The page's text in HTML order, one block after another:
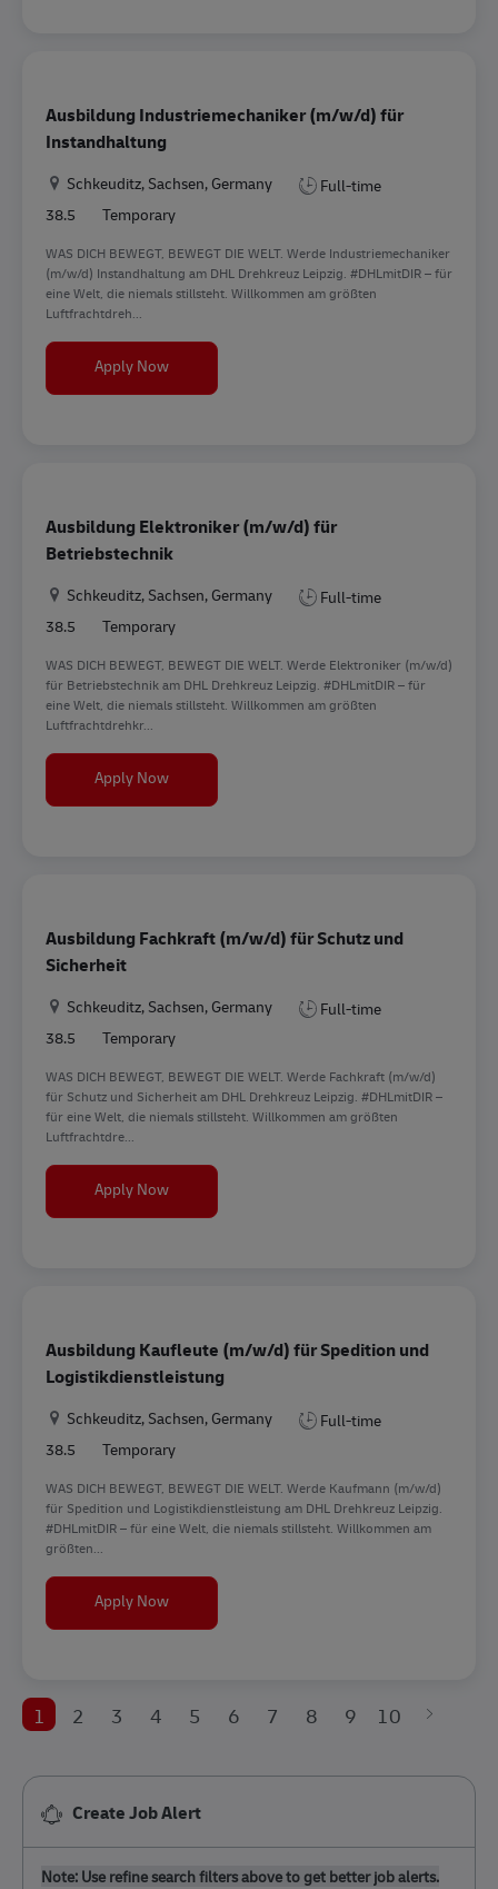
Ausbildung Industriemechaniker (m/w/d) für
Instandhaltung
Location
Schkeuditz, Sachsen, Germany
Full-time
38.5
Temporary
WAS DICH BEWEGT, BEWEGT DIE WELT. Werde Industriemechaniker
(m/w/d) Instandhaltung am DHL Drehkreuz Leipzig. #DHLmitDIR – für
eine Welt, die niemals stillsteht. Willkommen am größten
Luftfrachtdreh...
Apply NowAusbildung Industriemechaniker (m/w/d) für
Ausbildung Elektroniker (m/w/d) für
Betriebstechnik
Location
Schkeuditz, Sachsen, Germany
Full-time
38.5
Temporary
WAS DICH BEWEGT, BEWEGT DIE WELT. Werde Elektroniker (m/w/d)
für Betriebstechnik am DHL Drehkreuz Leipzig. #DHLmitDIR – für
eine Welt, die niemals stillsteht. Willkommen am größten
Luftfrachtdrehkr...
Apply NowAusbildung Elektroniker (m/w/d) für
Ausbildung Fachkraft (m/w/d) für Schutz und
Sicherheit
Location
Schkeuditz, Sachsen, Germany
Full-time
38.5
Temporary
WAS DICH BEWEGT, BEWEGT DIE WELT. Werde Fachkraft (m/w/d)
für Schutz und Sicherheit am DHL Drehkreuz Leipzig. #DHLmitDIR –
für eine Welt, die niemals stillsteht. Willkommen am größten
Luftfrachtdre...
Apply NowAusbildung Fachkraft (m/w/d) für Schutz und
Ausbildung Kaufleute (m/w/d) für Spedition und
Logistikdienstleistung
Location
Schkeuditz, Sachsen, Germany
Full-time
38.5
Temporary
WAS DICH BEWEGT, BEWEGT DIE WELT. Werde Kaufmann (m/w/d)
für Spedition und Logistikdienstleistung am DHL Drehkreuz Leipzig.
#DHLmitDIR – für eine Welt, die niemals stillsteht. Willkommen am
größten...
Apply NowAusbildung Kaufleute (m/w/d) für Spedition
1 2 3 4 5 6 7 8 9 10
Create Job Alert
Note: Use refine search filters above to get better job alerts.